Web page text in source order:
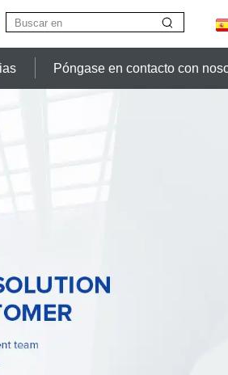
Póngase en contacto con